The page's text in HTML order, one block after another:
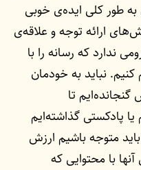
طور کلی ایده‌ی خوبی
ارائه توجه و علاقه‌ی
ندارد که رسانه را با
نباید به خودمان
تا
یا پادکستی گذاشته‌ایم
متوجه باشیم ارزش
با محتوایی که